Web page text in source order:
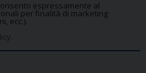
espressamente al
per finalità di marketing
ecc.).